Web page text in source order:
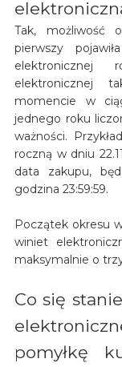
Tak, możliwość
pierwszy
elektronicznej
elektronicznej
momencie w
jednego roku
ważności.
roczną w dniu
data zakupu,
godzina 23:59:59.
Początek okresu
winiet
maksymalnie o
Co się
pomyłkę